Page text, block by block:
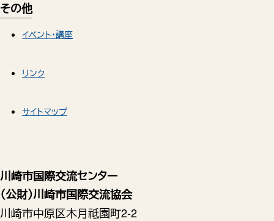
川崎市国際交流センター
（公財）川崎市国際交流協会
川崎市中原区木月祗園町2-2
その他
イベント・講座
リンク
サイトマップ